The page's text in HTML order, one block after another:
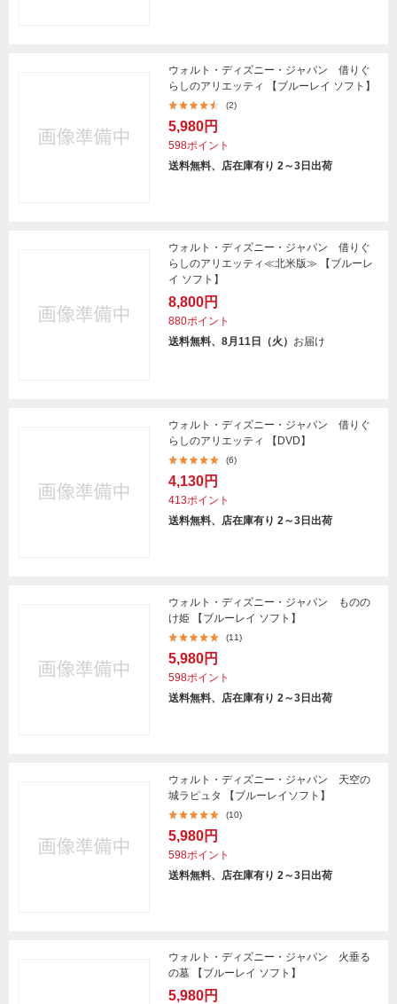
ウォルト・ディズニー・ジャパン 借りぐ
らしのアリエッティ 【ブルーレイ ソフト】
(2)
5,980円
598ポイント
送料無料、店在庫有り 2～3日出荷
ウォルト・ディズニー・ジャパン 借りぐ
らしのアリエッティ≪北米版≫ 【ブルーレ
イ ソフト】
8,800円
880ポイント
送料無料、8月11日（火） お届け
ウォルト・ディズニー・ジャパン 借りぐ
らしのアリエッティ 【DVD】
(6)
4,130円
413ポイント
送料無料、店在庫有り 2～3日出荷
ウォルト・ディズニー・ジャパン ものの
け姫 【ブルーレイ ソフト】
(11)
5,980円
598ポイント
送料無料、店在庫有り 2～3日出荷
ウォルト・ディズニー・ジャパン 天空の
城ラピュタ 【ブルーレイソフト】
(10)
5,980円
598ポイント
送料無料、店在庫有り 2～3日出荷
ウォルト・ディズニー・ジャパン 火垂る
の墓 【ブルーレイ ソフト】
5,980円